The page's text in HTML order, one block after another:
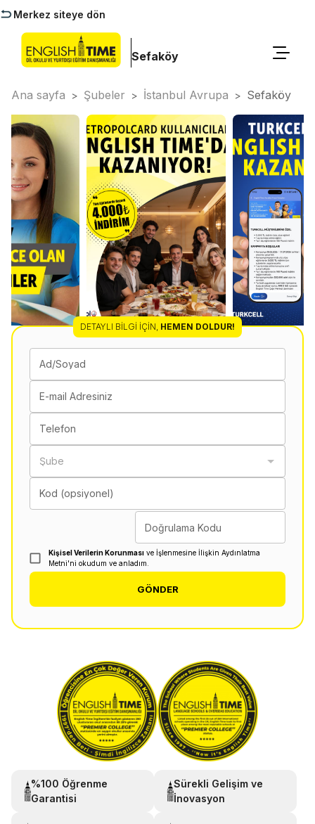
Merkez siteye dön
Sefaköy
Ana sayfa > Şubeler > İstanbul Avrupa > Sefaköy
DETAYLI BILGI İÇIN, HEMEN DOLDUR!
Ad/Soyad
E-mail Adresiniz
Telefon
Şube
Kod (opsiyonel)
Doğrulama Kodu
Kişisel Verilerin Korunması ve İşlenmesine İlişkin Aydınlatma
Metni'ni okudum ve anladım.
GÖNDER
%100 Öğrenme
Garantisi
Sürekli Gelişim ve
İnovasyon